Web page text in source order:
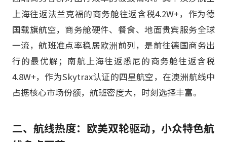
上海往返法兰克福的商务舱往返含税4.2W+，作为德
国载旗航空，商务舱硬件、餐食、地面贵宾服务全球
一流，航班准点率稳居欧洲前列，是前往德国商务出
行的最优解；南航上海往返悉尼的商务舱往返含税
4.8W+，作为Skytrax认证的四星航空，在澳洲航线中
占据核心市场份额，航班密度大，时刻选择丰富。
二、航线热度：欧美双轮驱动，小众特色航